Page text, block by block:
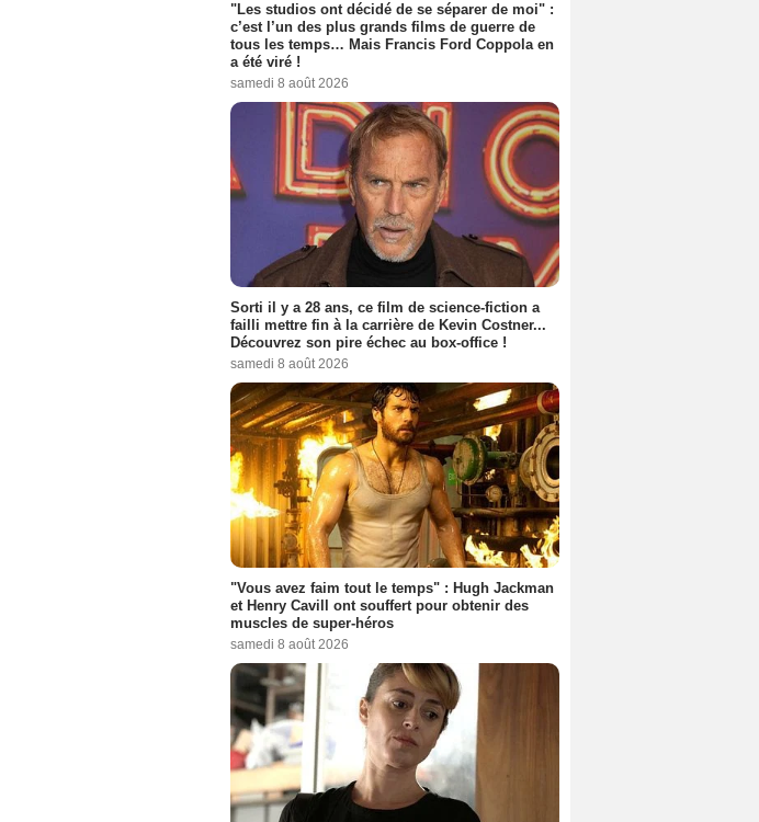
"Les studios ont décidé de se séparer de moi" :
c’est l’un des plus grands films de guerre de
tous les temps… Mais Francis Ford Coppola en
a été viré !
samedi 8 août 2026
Sorti il y a 28 ans, ce film de science-fiction a
failli mettre fin à la carrière de Kevin Costner...
Découvrez son pire échec au box-office !
samedi 8 août 2026
"Vous avez faim tout le temps" : Hugh Jackman
et Henry Cavill ont souffert pour obtenir des
muscles de super-héros
samedi 8 août 2026